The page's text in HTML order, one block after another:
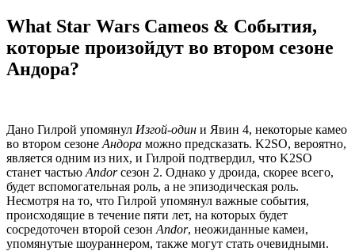
What Star Wars Cameos & События,
которые произойдут во втором сезоне
Андора?
Дано Гилрой упомянул Изгой-один и Явин 4, некоторые камео
во втором сезоне Андора можно предсказать. K2SO, вероятно,
является одним из них, и Гилрой подтвердил, что K2SO
станет частью Andorсезон 2. Однако у дроида, скорее всего,
будет вспомогательная роль, а не эпизодическая роль.
Несмотря на то, что Гилрой упомянул важные события,
происходящие в течение пяти лет, на которых будет
сосредоточен второй сезон Andor, неожиданные камеи,
упомянутые шоураннером, также могут стать очевидными.